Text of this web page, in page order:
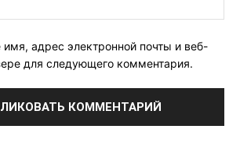
имя, адрес электронной почты и веб-
для следующего комментария.